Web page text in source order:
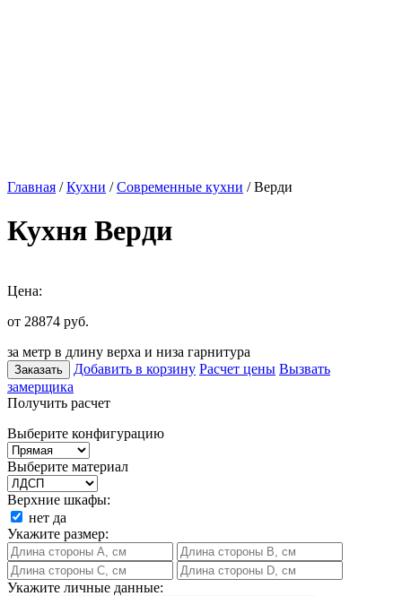
Главная /Кухни /Современные кухни / Верди
Кухня Верди
Цена:
от 28874 руб.
за метр в длину верха и низа гарнитура
Заказать Добавить в корзину Расчет цены Вызвать
замерщика
Получить расчет
Выберите конфигурацию
Выберите материал
Верхние шкафы:
нет да
Укажите размер:
Укажите личные данные: